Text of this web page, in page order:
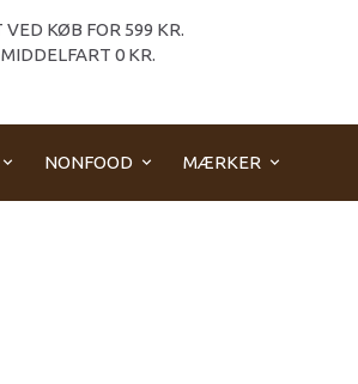
VED KØB FOR 599 KR.
0 KR.
NONFOOD MÆRKER